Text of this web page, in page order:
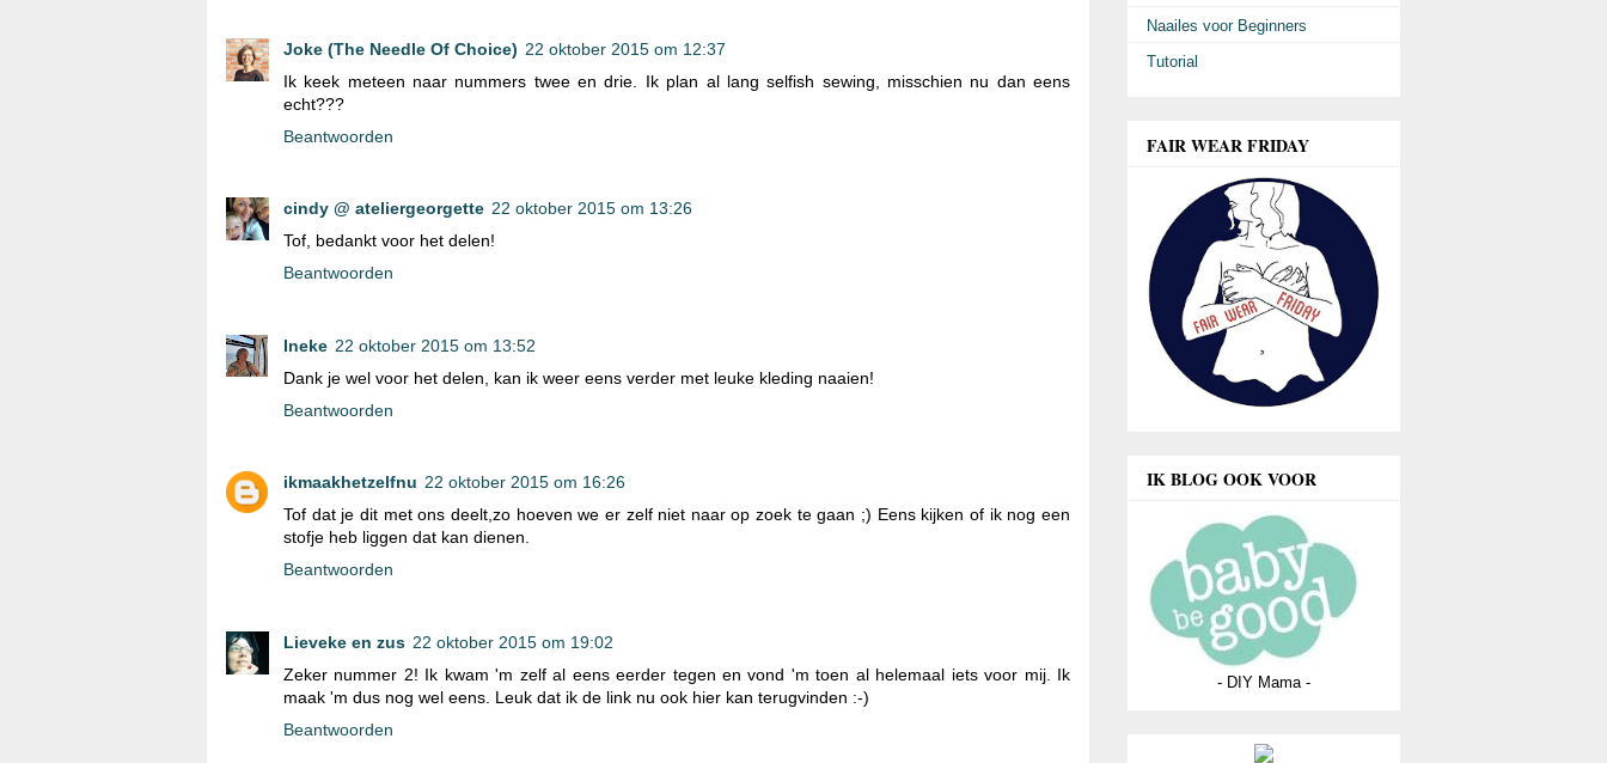
Joke (The Needle Of Choice) 22 oktober 2015 om 12:37
Ik keek meteen naar nummers twee en drie. Ik plan al lang selfish sewing, misschien nu dan eens
echt???
Beantwoorden
cindy @ ateliergeorgette 22 oktober 2015 om 13:26
Tof, bedankt voor het delen!
Beantwoorden
Ineke 22 oktober 2015 om 13:52
Dank je wel voor het delen, kan ik weer eens verder met leuke kleding naaien!
Beantwoorden
ikmaakhetzelfnu 22 oktober 2015 om 16:26
Tof dat je dit met ons deelt,zo hoeven we er zelf niet naar op zoek te gaan ;) Eens kijken of ik nog een
stofje heb liggen dat kan dienen.
Beantwoorden
Lieveke en zus 22 oktober 2015 om 19:02
Zeker nummer 2! Ik kwam 'm zelf al eens eerder tegen en vond 'm toen al helemaal iets voor mij. Ik
maak 'm dus nog wel eens. Leuk dat ik de link nu ook hier kan terugvinden :-)
Beantwoorden
Naailes voor Beginners
Tutorial
FAIR WEAR FRIDAY
IK BLOG OOK VOOR
- DIY Mama -